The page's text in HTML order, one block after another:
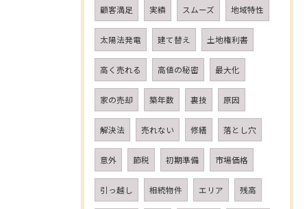
顧客満足 実績 スムーズ 地域特性
太陽法発電 建て替え 土地権利書
高く売れる 高値の秘密 最大化
家の売却 築年数 裏技 原因
解決法 売れない 修繕 落とし穴
意外 節税 初期準備 市場価格
引っ越し 相続物件 エリア 残高